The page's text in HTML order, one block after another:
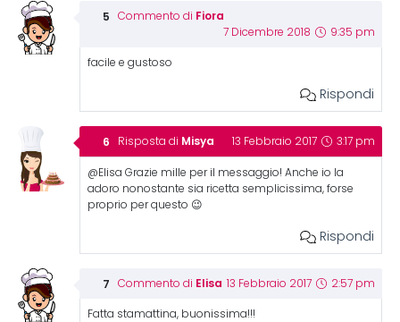
Commento di Fiora
7 Dicembre 2018 9:35 pm
facile e gustoso
Rispondi
Risposta di Misya 13 Febbraio 2017 3:17 pm
@Elisa Grazie mille per il messaggio! Anche io la
adoro nonostante sia ricetta semplicissima, forse
proprio per questo 😉
Rispondi
Commento di Elisa 13 Febbraio 2017 2:57 pm
Fatta stamattina, buonissima!!!